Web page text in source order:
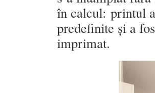
în calcul: printul
predefinite și a
imprimat.